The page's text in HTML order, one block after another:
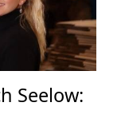
Seelow: